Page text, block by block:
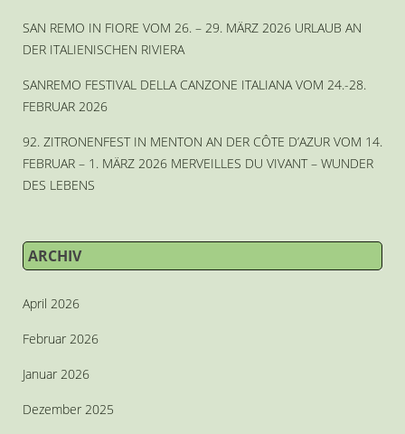
SAN REMO IN FIORE VOM 26. – 29. MÄRZ 2026 URLAUB AN
DER ITALIENISCHEN RIVIERA
SANREMO FESTIVAL DELLA CANZONE ITALIANA VOM 24.-28.
FEBRUAR 2026
92. ZITRONENFEST IN MENTON AN DER CÔTE D’AZUR VOM 14.
FEBRUAR – 1. MÄRZ 2026 MERVEILLES DU VIVANT – WUNDER
DES LEBENS
ARCHIV
April 2026
Februar 2026
Januar 2026
Dezember 2025